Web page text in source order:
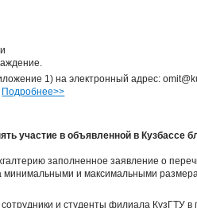
1) на электронный адрес:
Подробнее>>
участие в объявленной в Кузбассе
заполненное заявление о
минимальными и максимальными
и студенты филиала КузГТУ в